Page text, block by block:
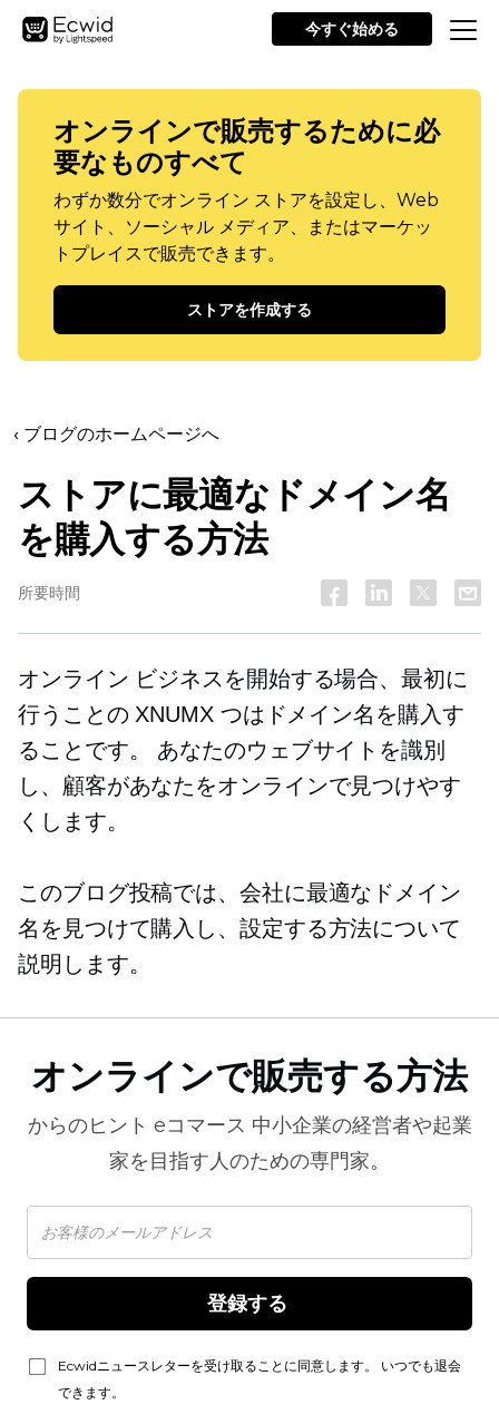
今すぐ始める
オンラインで販売するために必
要なものすべて
わずか数分でオンライン ストアを設定し、Web
サイト、ソーシャル メディア、またはマーケッ
トプレイスで販売できます。
ストアを作成する
‹ ブログのホームページへ
ストアに最適なドメイン名
を購入する方法
所要時間
オンライン ビジネスを開始する場合、最初に
行うことの XNUMX つはドメイン名を購入す
ることです。 あなたのウェブサイトを識別
し、顧客があなたをオンラインで見つけやす
くします。
このブログ投稿では、会社に最適なドメイン
名を見つけて購入し、設定する方法について
説明します。
オンラインで販売する方法
からのヒント eコマース 中小企業の経営者や起業
家を目指す人のための専門家。
Ecwidニュースレターを受け取ることに同意します。 いつでも退会
できます。